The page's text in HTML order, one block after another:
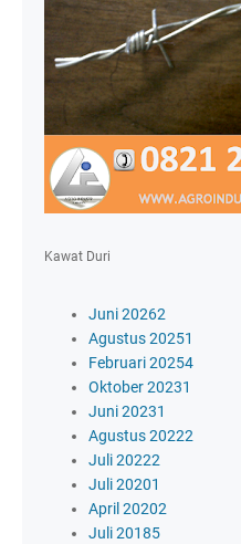
Kawat Duri
Juni 20262
Agustus 20251
Februari 20254
Oktober 20231
Juni 20231
Agustus 20222
Juli 20222
Juli 20201
April 20202
Juli 20185